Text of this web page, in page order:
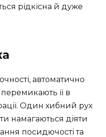
рідкісна й дуже
автоматично
її в
Один хибний рух
намагаються діяти
посидючості та